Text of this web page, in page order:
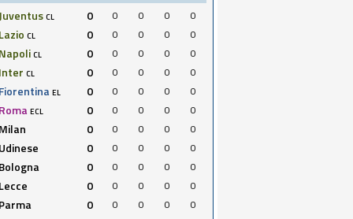
Juventus CL 0 0 0 0
0
Lazio CL 0 0 0 0
0
Napoli CL 0 0 0 0
0
Inter CL 0 0 0 0
0
Fiorentina EL 0 0 0 0
0
Roma ECL 0 0 0 0
0
Milan 0 0 0 0
0
Udinese 0 0 0 0
0
Bologna 0 0 0 0
0
Lecce 0 0 0 0
0
Parma 0 0 0 0
0